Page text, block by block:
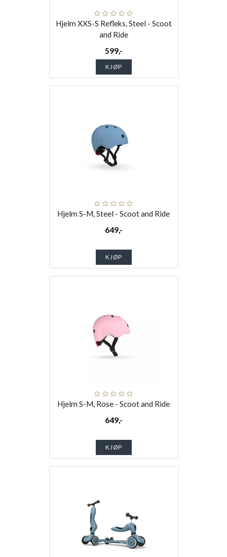
Hjelm XXS-S Refleks, Steel - Scoot
and Ride
599,-
KJØP
Hjelm S-M, Steel - Scoot and Ride
649,-
KJØP
Hjelm S-M, Rose - Scoot and Ride
649,-
KJØP